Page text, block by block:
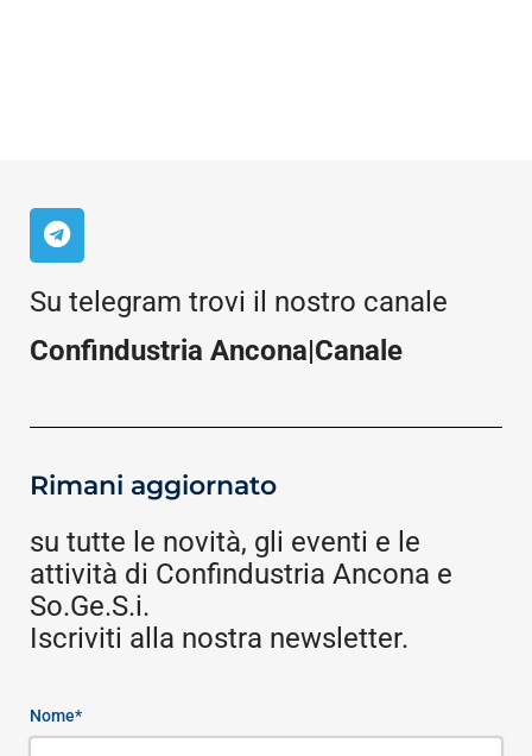
Su telegram trovi il nostro canale
Confindustria Ancona|Canale
Rimani aggiornato
su tutte le novità, gli eventi e le
attività di Confindustria Ancona e
So.Ge.S.i.
Iscriviti alla nostra newsletter.
Nome*